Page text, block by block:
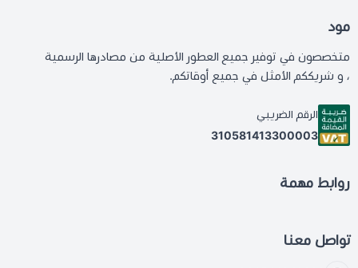
مود
متخصصون في توفير جميع العطور الأصلية من مصادرها الرسمية
، و شريككم الأمثل في جميع أوقاتكم.
الرقم الضريبي
310581413300003
روابط مهمة
تواصل معنا